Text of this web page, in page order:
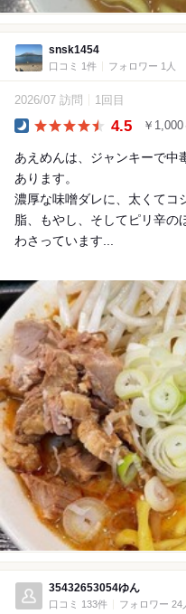
snsk1454
口コミ 1件 フォロワー 1人
2026/07 訪問 1回目
4.5 ￥
あえめんは、ジャンキーで中
あります。
濃厚な味噌ダレに、太くてコ
脂、もやし、そしてピリ辛の
わさっています...
35432653054ゆん
口コミ 133件 フォロワー 24